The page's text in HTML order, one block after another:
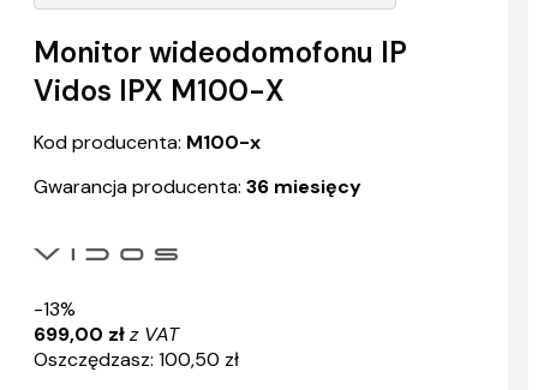
Monitor wideodomofonu IP
Vidos IPX M100-X
Kod producenta: M100-x
Gwarancja producenta: 36 miesięcy
-13%
699,00 złz VAT
Oszczędzasz: 100,50 zł